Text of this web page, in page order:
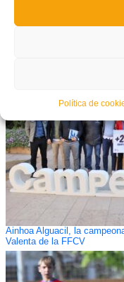
Política de
Convocatoria de Ayudas
Ainhoa Alguacil, la
Valenta de la FFCV